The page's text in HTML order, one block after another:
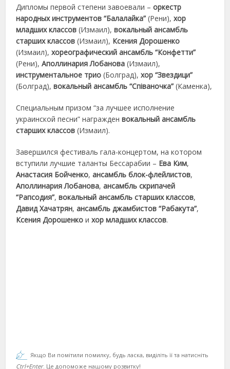
Дипломы первой степени завоевали –оркестр
народных инструментов “Балалайка” (Рени),хор
младших классов (Измаил),вокальный ансамбль
старших классов (Измаил), Ксения Дорошенко
(Измаил),хореографический ансамбль “Конфетти”
(Рени), Аполлинария Лобанова (Измаил),
инструментальное трио (Болград),хор “Звездици”
(Болград),вокальный ансамбль “Співаночка” (Каменка),
Специальным призом “за лучшее исполнение
украинской песни” награжден вокальный ансамбль
старших классов(Измаил).
Завершился фестиваль гала-концертом, на котором
вступили лучшие таланты Бессарабии – Ева Ким,
Анастасия Бойченко, ансамбль блок-флейлистов,
Аполлинария Лобанова,ансамбль скрипачей
“Рапсодия”,вокальный ансамбль старших классов,
Давид Хачатрян,ансамбль джамбистов “Рабакута”,
Ксения Дорошенко ихор младших классов.
Якщо Ви помітили помилку, будь ласка, виділіть її та натисніть
Ctrl+Enter. Це допоможе нашому розвитку!